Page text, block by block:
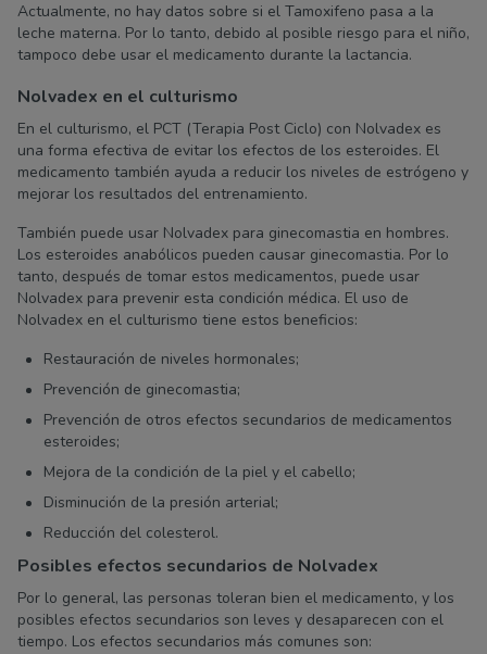
Actualmente, no hay datos sobre si el Tamoxifeno pasa a la
leche materna. Por lo tanto, debido al posible riesgo para el niño,
tampoco debe usar el medicamento durante la lactancia.
Nolvadex en el culturismo
En el culturismo, el PCT (Terapia Post Ciclo) con Nolvadex es
una forma efectiva de evitar los efectos de los esteroides. El
medicamento también ayuda a reducir los niveles de estrógeno y
mejorar los resultados del entrenamiento.
También puede usar Nolvadex para ginecomastia en hombres.
Los esteroides anabólicos pueden causar ginecomastia. Por lo
tanto, después de tomar estos medicamentos, puede usar
Nolvadex para prevenir esta condición médica. El uso de
Nolvadex en el culturismo tiene estos beneficios:
Restauración de niveles hormonales;
Prevención de ginecomastia;
Prevención de otros efectos secundarios de medicamentos
esteroides;
Mejora de la condición de la piel y el cabello;
Disminución de la presión arterial;
Reducción del colesterol.
Posibles efectos secundarios de Nolvadex
Por lo general, las personas toleran bien el medicamento, y los
posibles efectos secundarios son leves y desaparecen con el
tiempo. Los efectos secundarios más comunes son: